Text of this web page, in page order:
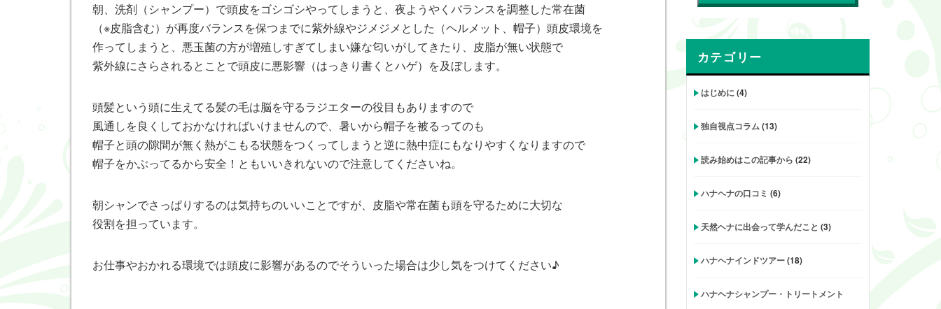
朝、洗剤（シャンプー）で頭皮をゴシゴシやってしまうと、夜ようやくバランスを調整した常在菌
（※皮脂含む）が再度バランスを保つまでに紫外線やジメジメとした（ヘルメット、帽子）頭皮環境を
作ってしまうと、悪玉菌の方が増殖しすぎてしまい嫌な匂いがしてきたり、皮脂が無い状態で
紫外線にさらされるとことで頭皮に悪影響（はっきり書くとハゲ）を及ぼします。
頭髪という頭に生えてる髪の毛は脳を守るラジエターの役目もありますので
風通しを良くしておかなければいけませんので、暑いから帽子を被るってのも
帽子と頭の隙間が無く熱がこもる状態をつくってしまうと逆に熱中症にもなりやすくなりますので
帽子をかぶってるから安全！ともいいきれないので注意してくださいね。
朝シャンでさっぱりするのは気持ちのいいことですが、皮脂や常在菌も頭を守るために大切な
役割を担っています。
お仕事やおかれる環境では頭皮に影響があるのでそういった場合は少し気をつけてください♪
カテゴリー
はじめに(4)
独自視点コラム(13)
読み始めはこの記事から (22)
ハナヘナの口コミ (6)
天然ヘナに出会って学んだこと (3)
ハナヘナインドツアー(18)
ハナヘナシャンプー・トリートメント